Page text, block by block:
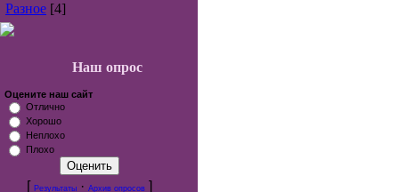
Разное [4]
Наш опрос
Оцените наш сайт
Отлично
Хорошо
Неплохо
Плохо
[ Результаты· Архив опросов]